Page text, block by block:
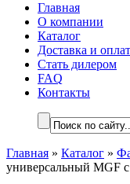
Главная
О компании
Каталог
Доставка и
Стать дилером
FAQ
Контакты
Главная » Каталог »
универсальный MGF